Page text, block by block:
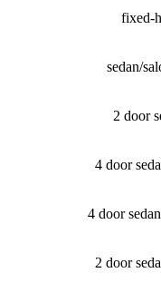
fixed-
sedan/​
2 door
4 door
4 door
2 door